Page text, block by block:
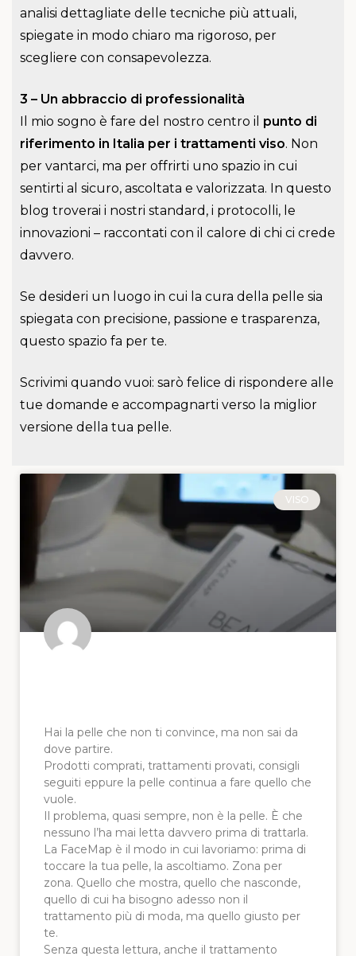
analisi dettagliate delle tecniche più attuali,
spiegate in modo chiaro ma rigoroso, per
scegliere con consapevolezza.
3 – Un abbraccio di professionalità
Il mio sogno è fare del nostro centro il punto di
riferimento in Italia per i trattamenti viso. Non
per vantarci, ma per offrirti uno spazio in cui
sentirti al sicuro, ascoltata e valorizzata. In questo
blog troverai i nostri standard, i protocolli, le
innovazioni – raccontati con il calore di chi ci crede
davvero.
Se desideri un luogo in cui la cura della pelle sia
spiegata con precisione, passione e trasparenza,
questo spazio fa per te.
Scrivimi quando vuoi: sarò felice di rispondere alle
tue domande e accompagnarti verso la miglior
versione della tua pelle.
VISO
Hai la pelle che non ti convince, ma non sai da
dove partire.
Prodotti comprati, trattamenti provati, consigli
seguiti eppure la pelle continua a fare quello che
vuole.
Il problema, quasi sempre, non è la pelle. È che
nessuno l’ha mai letta davvero prima di trattarla.
La FaceMap è il modo in cui lavoriamo: prima di
toccare la tua pelle, la ascoltiamo. Zona per
zona. Quello che mostra, quello che nasconde,
quello di cui ha bisogno adesso non il
trattamento più di moda, ma quello giusto per
te.
Senza questa lettura, anche il trattamento